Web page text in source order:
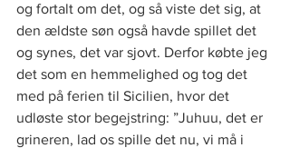
og fortalt om det, og så viste det sig, at
den ældste søn også havde spillet det
og synes, det var sjovt. Derfor købte jeg
det som en hemmelighed og tog det
med på ferien til Sicilien, hvor det
udløste stor begejstring: ”Juhuu, det er
grineren, lad os spille det nu, vi må i